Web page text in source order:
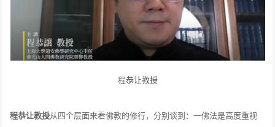
程恭让教授
程恭让教授从四个层面来看佛教的修行，分别谈到：一佛法是高度重视